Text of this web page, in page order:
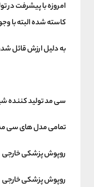
امروزه با پیشرفت در
کاسته شده البته با
به دلیل ارزش قائل
سی مد تولید کننده شیک
تمامی مدل های سی مد
روپوش پزشکی خارجی
روپوش پزشکی خارجی